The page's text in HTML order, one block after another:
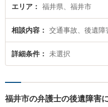
エリア 福井県、福井市
相談内容 交通事故、後遺障
詳細条件 未選択
福井市の弁護士の後遺障害